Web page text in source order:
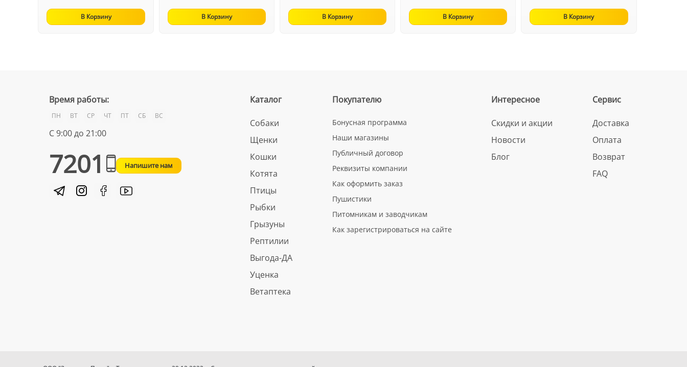
В Корзину В Корзину В Корзину В Корзину В Корзину
Время работы:
ПН ВТ СР ЧТ ПТ СБ ВС
С 9:00 до 21:00
7201 Напишите нам
Каталог
Собаки
Щенки
Кошки
Котята
Птицы
Рыбки
Грызуны
Рептилии
Выгода-ДА
Уценка
Ветаптека
Покупателю
Бонусная программа
Наши магазины
Публичный договор
Реквизиты компании
Как оформить заказ
Пушистики
Питомникам и заводчикам
Как зарегистрироваться на сайте
Интересное
Скидки и акции
Новости
Блог
Сервис
Доставка
Оплата
Возврат
FAQ